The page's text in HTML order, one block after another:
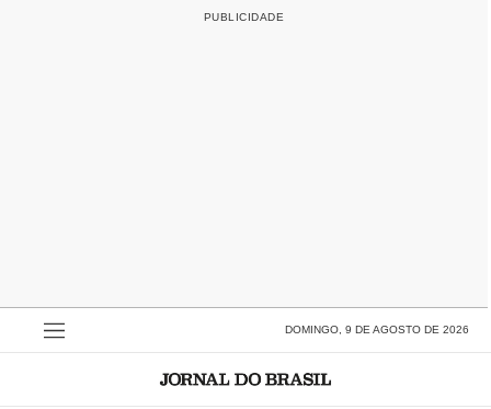
DOMINGO, 9 DE AGOSTO DE 2026